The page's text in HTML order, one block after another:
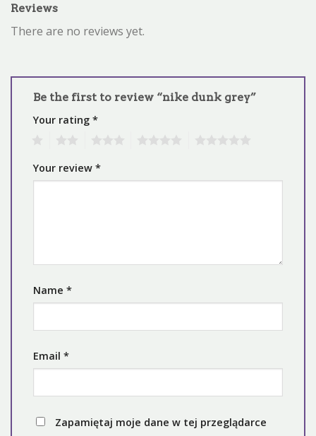
Reviews
There are no reviews yet.
Be the first to review “nike dunk grey”
Your rating *
Your review *
Name *
Email *
Zapamiętaj moje dane w tej przeglądarce